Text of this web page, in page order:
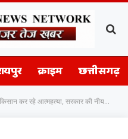
क्राइम छत्तीसगढ़
रहे आत्महत्या, सरकार की नीयत साफ नहीं : दीपक बैज